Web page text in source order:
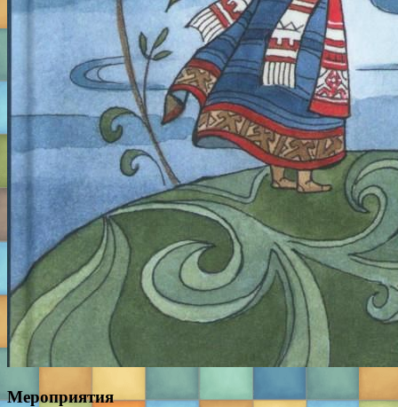
Мероприятия